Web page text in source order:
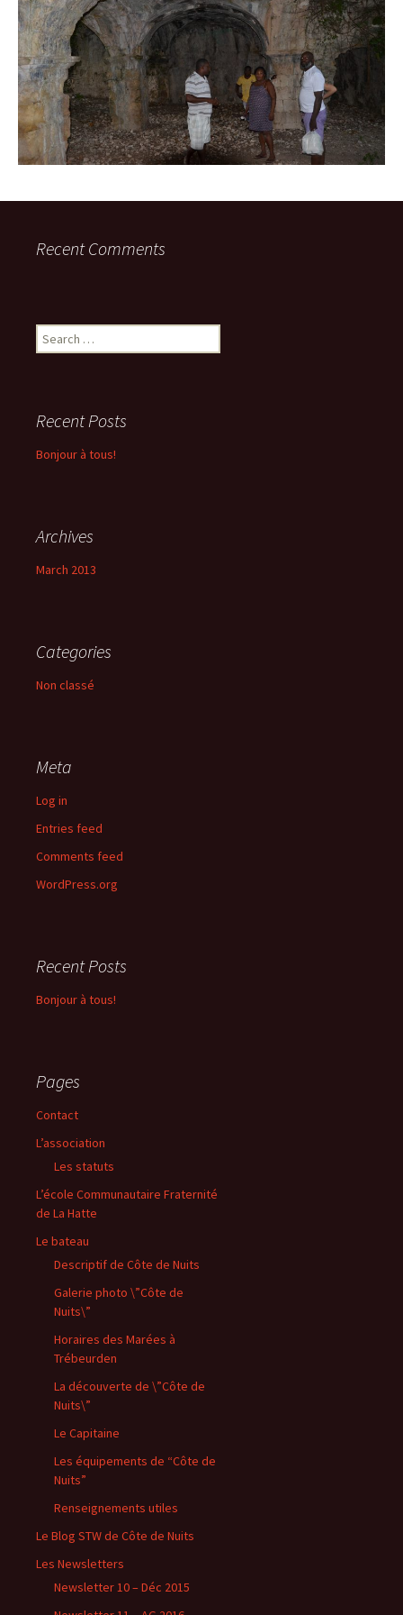
Recent Comments
Search
for:
Recent Posts
Bonjour à tous!
Archives
March 2013
Categories
Non classé
Meta
Log in
Entries feed
Comments feed
WordPress.org
Recent Posts
Bonjour à tous!
Pages
Contact
L’association
Les statuts
L’école Communautaire Fraternité
de La Hatte
Le bateau
Descriptif de Côte de Nuits
Galerie photo \”Côte de
Nuits\”
Horaires des Marées à
Trébeurden
La découverte de \”Côte de
Nuits\”
Le Capitaine
Les équipements de “Côte de
Nuits”
Renseignements utiles
Le Blog STW de Côte de Nuits
Les Newsletters
Newsletter 10 – Déc 2015